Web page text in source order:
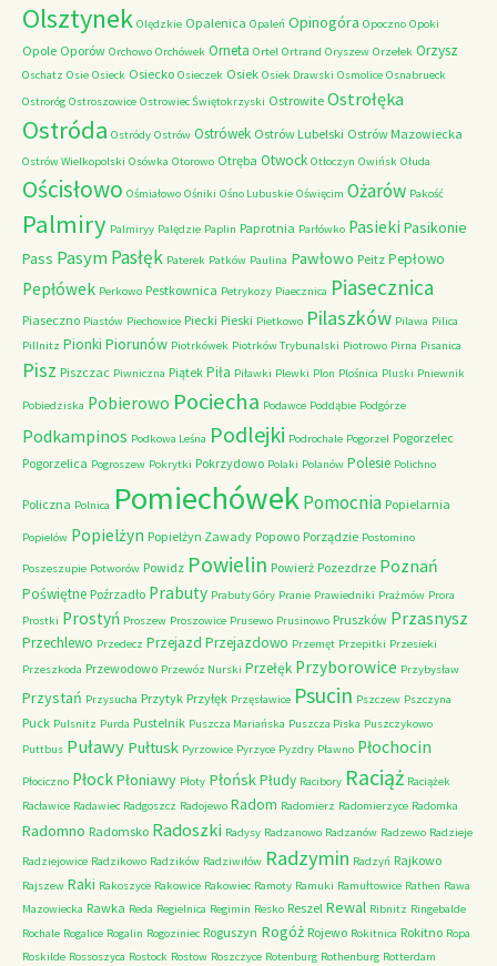
Olsztynek Olędzkie Opalenica Opaleń Opinogóra Opoczno Opoki
Opole Oporów Orchowo Orchówek Orneta Ortel Ortrand Oryszew Orzełek Orzysz
Oschatz Osie Osieck Osiecko Osieczek Osiek Osiek Drawski Osmolice Osnabrueck
Ostroróg Ostroszowice Ostrowiec Świętokrzyski Ostrowite Ostrołęka
Ostróda Ostródy Ostrów Ostrówek Ostrów Lubelski Ostrów Mazowiecka
Ostrów Wielkopolski Osówka Otorowo Otręba Otwock Otłoczyn Owińsk Ołuda
Ościsłowo Ośmiałowo Ośniki Ośno Lubuskie Oświęcim Ożarów Pakość
Palmiry Palmiryy Palędzie Paplin Paprotnia Parłówko Pasieki Pasikonie
Pass PasymPasłęk Paterek Patków Paulina Pawłowo Peitz Pepłowo
Pepłówek Perkowo Pestkownica Petrykozy Piaecznica Piasecznica
Piaseczno Piastów Piechowice Piecki Pieski Pietkowo Pilaszków Pilawa Pilica
Pillnitz Pionki Piorunów Piotrkówek Piotrków Trybunalski Piotrowo Pirna Pisanica
Pisz Piszczac Piwniczna Piątek Piła Piławki Plewki Plon Plośnica Pluski Pniewnik
Pobiedziska Pobierowo Pociecha Podawce Poddąbie Podgórze
Podkampinos Podkowa Leśna Podlejki Podrochale Pogorzel Pogorzelec
Pogorzelica Pogroszew Pokrytki Pokrzydowo Polaki Polanów Polesie Polichno
Policzna Polnica PomiechówekPomocnia Popielarnia
Popielów Popielżyn Popielżyn Zawady Popowo Porządzie Postomino
Poszeszupie Potworów Powidz Powielin Powierż Pozezdrze Poznań
Poświętne Poźrzadło Prabuty Prabuty Góry Pranie Prawiedniki Prażmów Prora
Prostki Prostyń Proszew Proszowice Prusewo Prusinowo Pruszków Przasnysz
Przechlewo Przedecz Przejazd Przejazdowo Przemęt Przepitki Przesieki
Przeszkoda Przewodowo Przewóz Nurski Przełęk Przyborowice Przybysław
Przystań Przysucha Przytyk Przyłęk Przęsławice Psucin Pszczew Pszczyna
Puck Pulsnitz Purda Pustelnik Puszcza Mariańska Puszcza Piska Puszczykowo
Puttbus Puławy Pułtusk Pyrzowice Pyrzyce Pyzdry Pławno Płochocin
Płociczno PłockPłoniawy Płoty PłońskPłudy Racibory Raciąż Raciążek
Racławice Radawiec Radgoszcz Radojewo Radom Radomierz Radomierzyce Radomka
Radomno Radomsko Radoszki Radysy Radzanowo Radzanów Radzewo Radzieje
Radziejowice Radzikowo Radzików Radziwiłów Radzymin Radzyń Rajkowo
Rajszew Raki Rakoszyce Rakowice Rakowiec Ramoty Ramuki Ramułtowice Rathen Rawa
Mazowiecka Rawka Reda Regielnica Regimin Resko Reszel Rewal Ribnitz Ringebalde
Rochale Rogalice Rogalin Rogoziniec Roguszyn Rogóż Rojewo Rokitnica Rokitno Ropa
Roskilde Rossoszyca Rostock Rostow Roszczyce Rotenburg Rothenburg Rotterdam